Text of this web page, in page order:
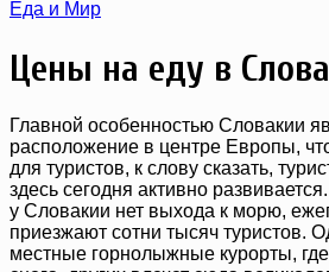
Еда и Мир
Цены на еду в
Главной особенностью Словакии
расположение в центре Европы,
для туристов, к слову сказать,
здесь сегодня активно
у Словакии нет выхода к морю,
приезжают сотни тысяч туристов.
местные горнолыжные курорты,